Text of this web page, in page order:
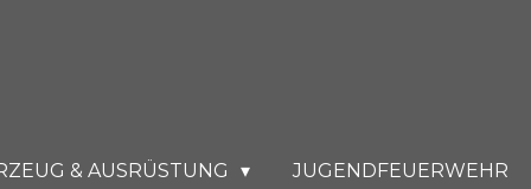
& AUSRÜSTUNG JUGENDFEUERWEHR